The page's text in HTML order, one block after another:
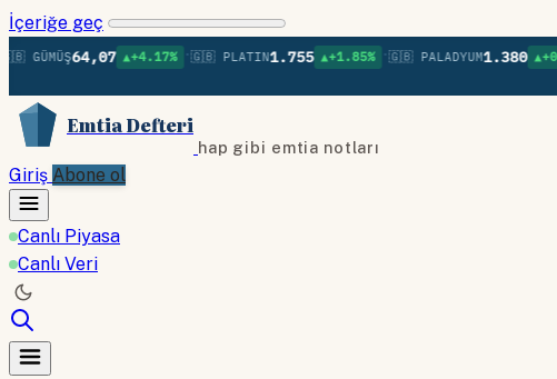
İçeriğe geç
64,07 ▲+4.17% •🇬🇧 PLATIN1.755 ▲+1.85% •🇬🇧 PALADYUM1.380 ▲+0.76%
Emtia Defteri
hap gibi emtia notları
Giriş Abone ol
Canlı Piyasa
Canlı Veri